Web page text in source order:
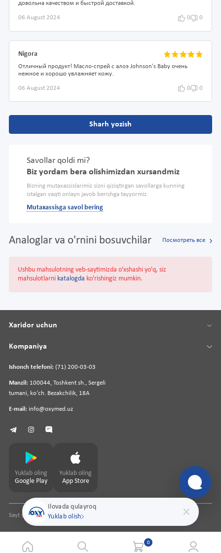
довольна качеством и быстрой доставкой.
06 August 2024 0 0
Nigora
Отличный продукт! Масло-спрей с алоэ Johnson's Baby очень
нежное и хорошо увлажняет кожу.
06 August 2024 0 0
Sharh yozish
Savollar qoldi mi?
Biz yordam bera olishimizdan xursandmiz
Bizning mutaxassislarimiz sizni qiziqtirgan savollarga kunning
istalgan vaqti onlayn javob berishga tayyormiz.
Mutaxassisga savol bering
Analoglar va o'rnini bosuvchilar Посмотреть все
Ushbu mahsulotning veb-saytimizda o'xshashi yo'q, siz
mahsulotlarni katalogda ko'rishingiz mumkin.
Ilovada qulayroq
Yuklab olish
Ishonch telefoni: (71) 200-03-03
Manzil: 100044, Toshkent sh., Sergeli
tumani, koʻch. Bezakchilik, 18A
E-mail: info@oxymed.uz
Xaridor uchun
Kompaniya
Yuklab oling
Google Play
Yuklab oling
App Store
Sayt yaratuvchipharmit.uz
0